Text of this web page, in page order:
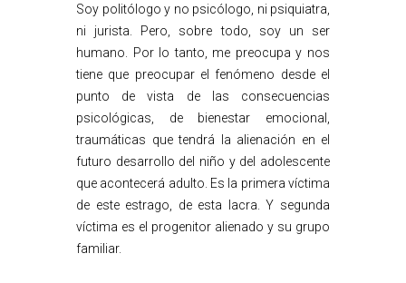
Soy politólogo y no psicólogo, ni psiquiatra,
ni jurista. Pero, sobre todo, soy un ser
humano. Por lo tanto, me preocupa y nos
tiene que preocupar el fenómeno desde el
punto de vista de las consecuencias
psicológicas, de bienestar emocional,
traumáticas que tendrá la alienación en el
futuro desarrollo del niño y del adolescente
que acontecerá adulto. Es la primera víctima
de este estrago, de esta lacra. Y segunda
víctima es el progenitor alienado y su grupo
familiar.